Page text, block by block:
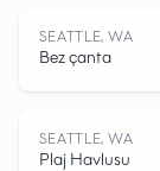
SEATTLE, WA
Bez çanta
SEATTLE, WA
Plaj Havlusu